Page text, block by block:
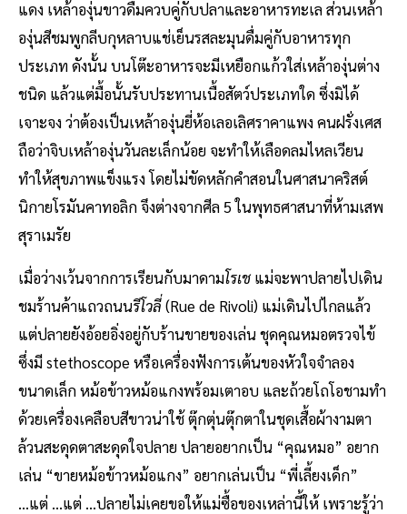
แดง เหล้าองุ่นขาวดื่มควบคู่กับปลาและอาหารทะเล ส่วนเหล้า
องุ่นสีชมพูกลีบกุหลาบแช่เย็นรสละมุนดื่มคู่กับอาหารทุก
ประเภท ดังนั้น บนโต๊ะอาหารจะมีเหยือกแก้วใส่เหล้าองุ่นต่าง
ชนิด แล้วแต่มื้อนั้นรับประทานเนื้อสัตว์ประเภทใด ซึ่งมิได้
เจาะจง ว่าต้องเป็นเหล้าองุ่นยี่ห้อเลอเลิศราคาแพง คนฝรั่งเศส
ถือว่าจิบเหล้าองุ่นวันละเล็กน้อย จะทำให้เลือดลมไหลเวียน
ทำให้สุขภาพแข็งแรง โดยไม่ขัดหลักคำสอนในศาสนาคริสต์
นิกายโรมันคาทอลิก จึงต่างจากศีล 5 ในพุทธศาสนาที่ห้ามเสพ
สุราเมรัย
เมื่อว่างเว้นจากการเรียนกับมาดามโรเชแม่จะพาปลายไปเดิน
ชมร้านค้าแถวถนนรีโวลี่(Rue de Rivoli) แม่เดินไปไกลแล้ว
แต่ปลายยังอ้อยอิ่งอยู่กับร้านขายของเล่น ชุดคุณหมอตรวจไข้
ซึ่งมี stethoscope หรือเครื่องฟังการเต้นของหัวใจจำลอง
ขนาดเล็ก หม้อข้าวหม้อแกงพร้อมเตาอบ และถ้วยโถโอชามทำ
ด้วยเครื่องเคลือบสีขาวน่าใช้ ตุ๊กตุ่นตุ๊กตาในชุดเสื้อผ้างามตา
ล้วนสะดุดตาสะดุดใจปลาย ปลายอยากเป็น “คุณหมอ” อยาก
เล่น “ขายหม้อข้าวหม้อแกง” อยากเล่นเป็น “พี่เลี้ยงเด็ก”
...แต่ ...แต่ ...ปลายไม่เคยขอให้แม่ซื้อของเหล่านี้ให้ เพราะรู้ว่า